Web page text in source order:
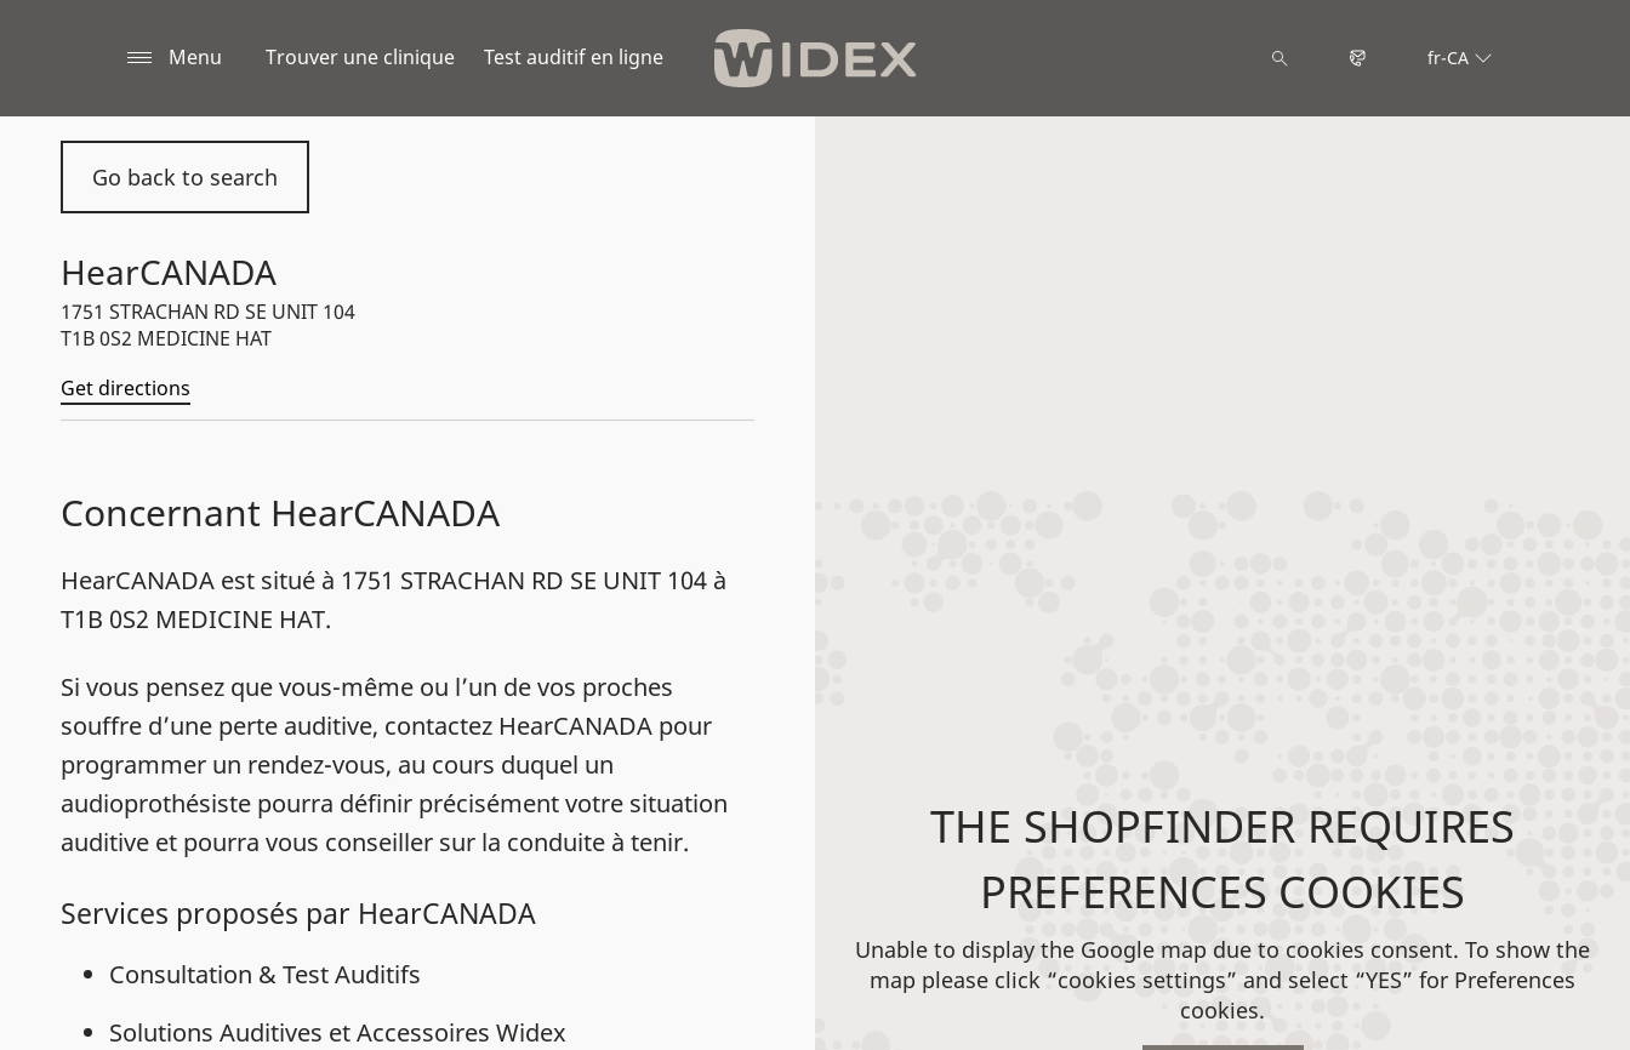
Menu Trouver une clinique Test auditif en ligne fr-CA
Go back to search
HearCANADA
1751 STRACHAN RD SE UNIT 104
T1B 0S2 MEDICINE HAT
Get directions
Concernant HearCANADA
HearCANADA est situé à 1751 STRACHAN RD SE UNIT 104 à
T1B 0S2 MEDICINE HAT.
Si vous pensez que vous-même ou l’un de vos proches
souffre d’une perte auditive, contactez HearCANADA pour
programmer un rendez-vous, au cours duquel un
audioprothésiste pourra définir précisément votre situation
auditive et pourra vous conseiller sur la conduite à tenir.
Services proposés par HearCANADA
Consultation & Test Auditifs
Solutions Auditives et Accessoires Widex
THE SHOPFINDER REQUIRES
PREFERENCES COOKIES
Unable to display the Google map due to cookies consent. To show the
map please click “cookies settings” and select “YES” for Preferences
cookies.